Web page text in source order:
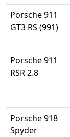
Porsche 911
GT3 RS (991)
Porsche 911
RSR 2.8
Porsche 918
Spyder